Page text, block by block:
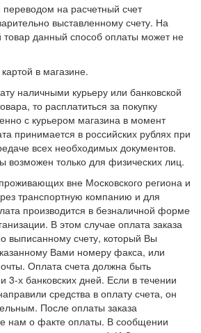
на расчетный счет
выставленному счету. На
товар данный способ оплаты может не
в магазине.
наличными курьеру или банковской
то расплатиться за покупку
с курьером магазина в момент
принимается в российских рублях при
всех необходимых документов.
возможен только для физических лиц.
вне Московского региона и
транспортную компанию и для
производится в безналичной форме
В этом случае оплата заказа
выписанному счету, который Вы
Вами номеру факса, или
Оплата счета должна быть
3-х банковских дней. Если в течении
средства в оплату счета, он
После оплаты заказа
нам о факте оплаты. В сообщении